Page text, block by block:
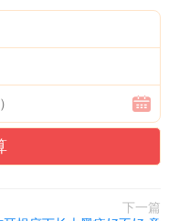
下一篇